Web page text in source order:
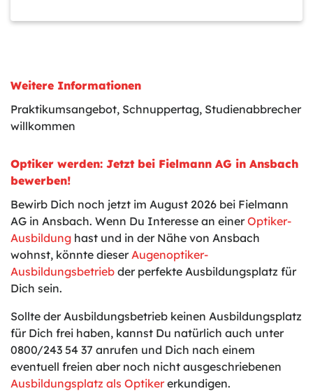
Weitere Informationen
Praktikumsangebot, Schnuppertag, Studienabbrecher
willkommen
Optiker werden: Jetzt bei Fielmann AG in Ansbach
bewerben!
Bewirb Dich noch jetzt im August 2026 bei Fielmann
AG in Ansbach. Wenn Du Interesse an einer Optiker-
Ausbildung hast und in der Nähe von Ansbach
wohnst, könnte dieser Augenoptiker-
Ausbildungsbetrieb der perfekte Ausbildungsplatz für
Dich sein.
Sollte der Ausbildungsbetrieb keinen Ausbildungsplatz
für Dich frei haben, kannst Du natürlich auch unter
0800/243 54 37 anrufen und Dich nach einem
eventuell freien aber noch nicht ausgeschriebenen
Ausbildungsplatz als Optiker erkundigen.